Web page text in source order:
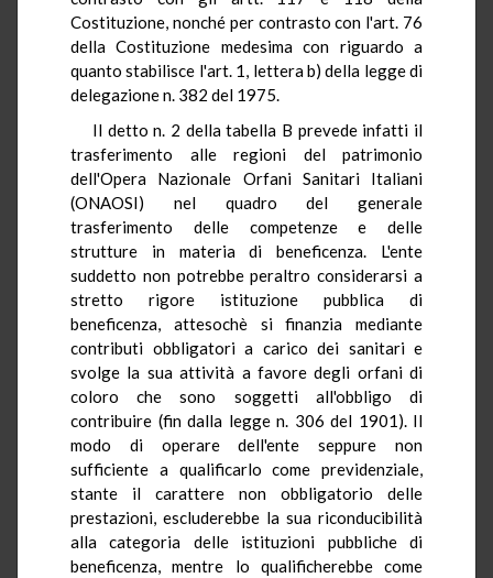
Costituzione, nonché per contrasto con l'art. 76
della Costituzione medesima con riguardo a
quanto stabilisce l'art. 1, lettera b) della legge di
delegazione n. 382 del 1975.
Il detto n. 2 della tabella B prevede infatti il
trasferimento alle regioni del patrimonio
dell'Opera Nazionale Orfani Sanitari Italiani
(ONAOSI) nel quadro del generale
trasferimento delle competenze e delle
strutture in materia di beneficenza. L'ente
suddetto non potrebbe peraltro considerarsi a
stretto rigore istituzione pubblica di
beneficenza, attesochè si finanzia mediante
contributi obbligatori a carico dei sanitari e
svolge la sua attività a favore degli orfani di
coloro che sono soggetti all'obbligo di
contribuire (fin dalla legge n. 306 del 1901). Il
modo di operare dell'ente seppure non
sufficiente a qualificarlo come previdenziale,
stante il carattere non obbligatorio delle
prestazioni, escluderebbe la sua riconducibilità
alla categoria delle istituzioni pubbliche di
beneficenza, mentre lo qualificherebbe come